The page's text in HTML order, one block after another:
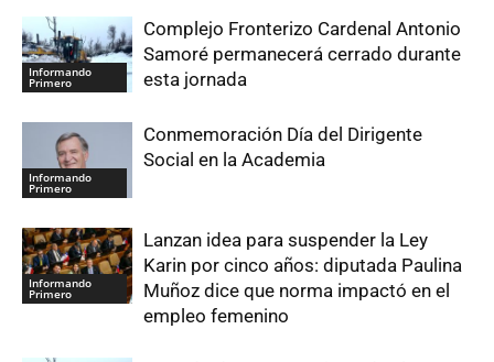
Informando
Primero
Complejo Fronterizo Cardenal Antonio
Samoré permanecerá cerrado durante
esta jornada
Informando
Primero
Conmemoración Día del Dirigente
Social en la Academia
Informando
Primero
Lanzan idea para suspender la Ley
Karin por cinco años: diputada Paulina
Muñoz dice que norma impactó en el
empleo femenino